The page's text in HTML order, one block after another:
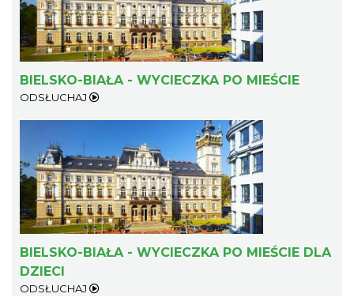
BIELSKO-BIAŁA - WYCIECZKA PO MIEŚCIE
ODSŁUCHAJ
BIELSKO-BIAŁA - WYCIECZKA PO MIEŚCIE DLA
DZIECI
ODSŁUCHAJ